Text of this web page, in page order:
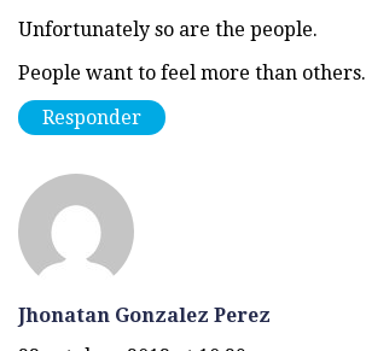
Unfortunately so are the people.
People want to feel more than others.
Responder
Jhonatan Gonzalez Perez